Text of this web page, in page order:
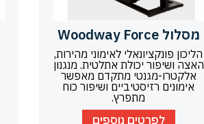
מסלול Woodway Force
הליכון פונקציונאלי לאימוני מהירות,
האצה ושיפור יכולת אתלטית. מנגנון
אלקטרו-מגנטי מתקדם מאפשר
אימונים רזיסטיביים ושיפור כוח
מתפרץ.
לפרטים נוספים